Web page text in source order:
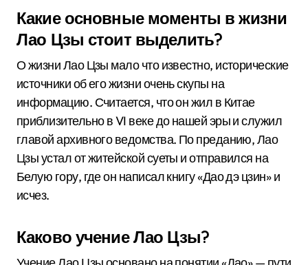
Какие основные моменты в жизни
Лао Цзы стоит выделить?
О жизни Лао Цзы мало что известно, исторические
источники об его жизни очень скупы на
информацию. Считается, что он жил в Китае
приблизительно в VI веке до нашей эры и служил
главой архивного ведомства. По преданию, Лао
Цзы устал от житейской суеты и отправился на
Белую гору, где он написал книгу «Дао дэ цзин» и
исчез.
Каково учение Лао Цзы?